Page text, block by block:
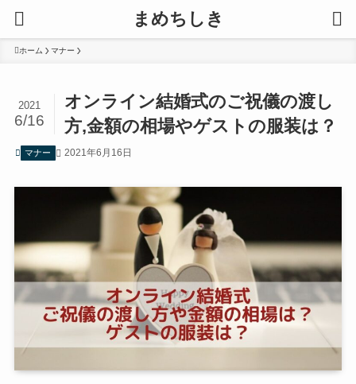
まめちしき
ホーム マナー
オンライン結婚式のご祝儀の渡し
方,金額の相場やゲストの服装は？
2021
6/16
マナー 2021年6月16日